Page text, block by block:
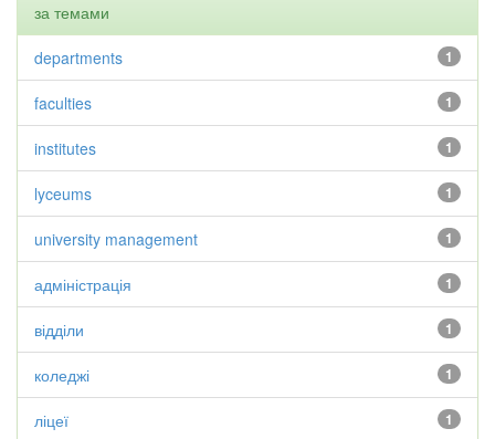
за темами
1
departments
1
faculties
1
institutes
1
lyceums
1
university management
1
адміністрація
1
відділи
1
коледжі
1
ліцеї